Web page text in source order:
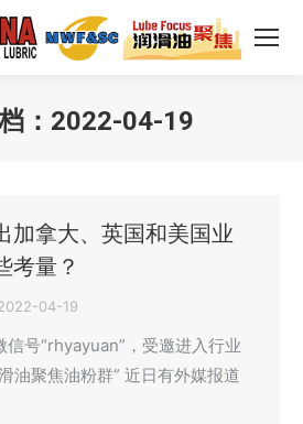
： 2022-04-19
加拿大、英国和美国业
考量？
04-19
号“rhyayuan”，受邀进入行业
聚焦油粉群” 近日有外媒报道